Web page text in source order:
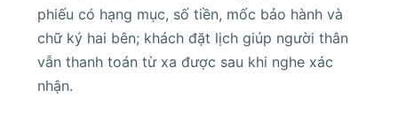
phiếu có hạng mục, số tiền, mốc bảo hành và
chữ ký hai bên; khách đặt lịch giúp người thân
vẫn thanh toán từ xa được sau khi nghe xác
nhận.